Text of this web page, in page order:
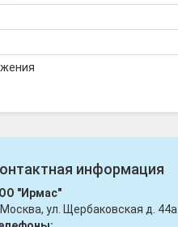
информация
"Ирмас"
Москва, ул. Щербаковская д. 44а